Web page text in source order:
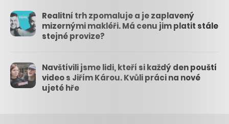
Realitní trh zpomaluje a je zaplavený
mizernými makléři. Má cenu jim platit stále
stejné provize?
Navštívili jsme lidi, kteří si každý den pouští
video s Jiřím Károu. Kvůli práci na nové
ujeté hře